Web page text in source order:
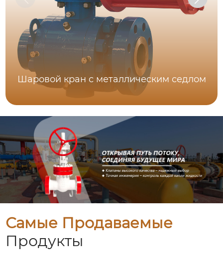
Шаровой кран с металлическим седлом
Самые Продаваемые
Продукты